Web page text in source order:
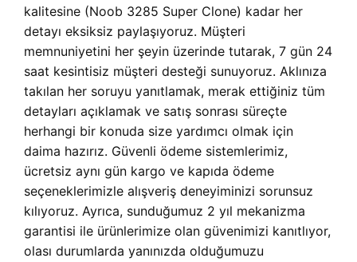
kalitesine (Noob 3285 Super Clone) kadar her
detayı eksiksiz paylaşıyoruz. Müşteri
memnuniyetini her şeyin üzerinde tutarak, 7 gün 24
saat kesintisiz müşteri desteği sunuyoruz. Aklınıza
takılan her soruyu yanıtlamak, merak ettiğiniz tüm
detayları açıklamak ve satış sonrası süreçte
herhangi bir konuda size yardımcı olmak için
daima hazırız. Güvenli ödeme sistemlerimiz,
ücretsiz aynı gün kargo ve kapıda ödeme
seçeneklerimizle alışveriş deneyiminizi sorunsuz
kılıyoruz. Ayrıca, sunduğumuz 2 yıl mekanizma
garantisi ile ürünlerimize olan güvenimizi kanıtlıyor,
olası durumlarda yanınızda olduğumuzu